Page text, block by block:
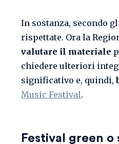
In sostanza, secondo
rispettate. Ora la
valutare il materiale
chiedere ulteriori
significativo e, quindi,
Music Festival.
Festival green